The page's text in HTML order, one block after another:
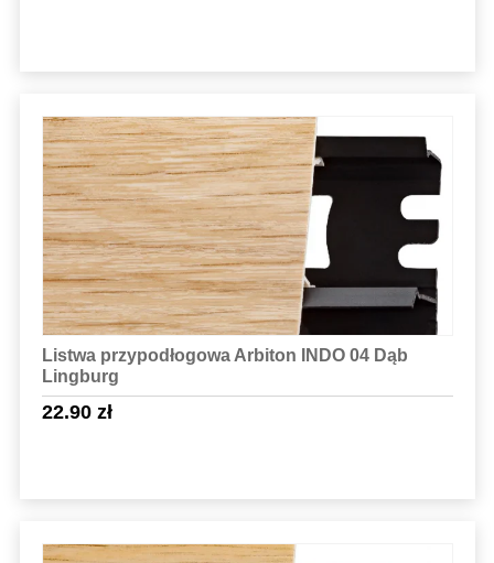
Sprawdź szczegóły
Listwa przypodłogowa Arbiton INDO 04 Dąb
Lingburg
22.90 zł